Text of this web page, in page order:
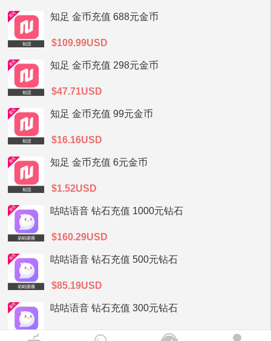
知足 金币充值 688元金币
$109.99USD
知足 金币充值 298元金币
$47.71USD
知足 金币充值 99元金币
$16.16USD
知足 金币充值 6元金币
$1.52USD
咕咕语音 钻石充值 1000元钻石
$160.29USD
咕咕语音 钻石充值 500元钻石
$85.19USD
咕咕语音 钻石充值 300元钻石
$51.12USD